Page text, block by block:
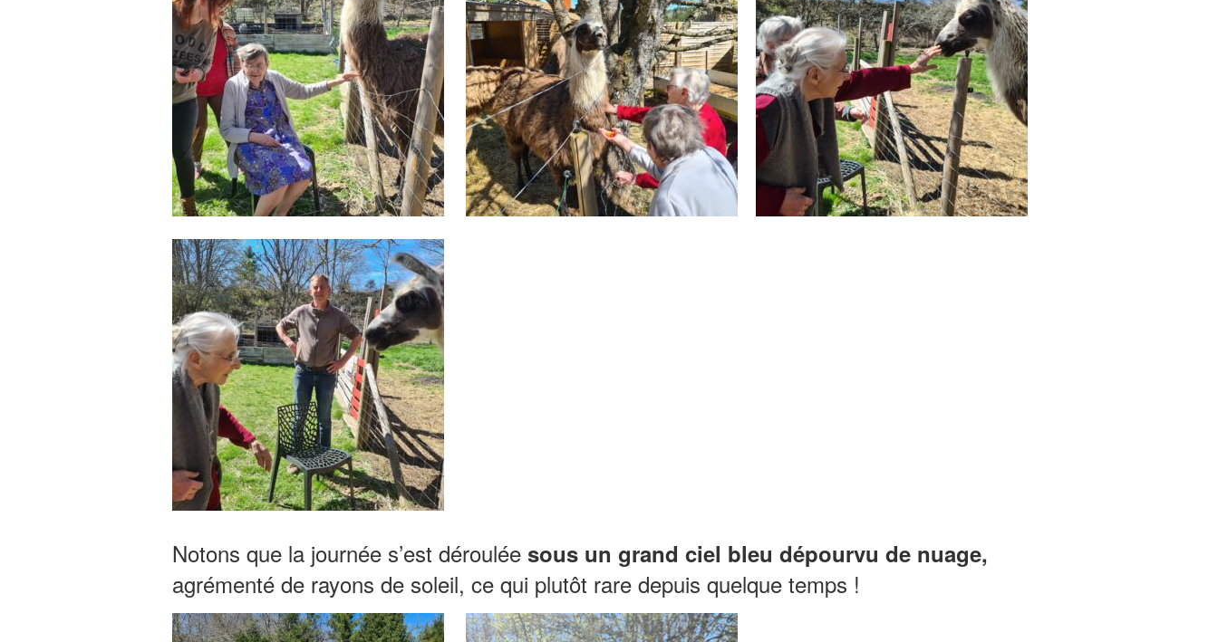
Notons que la journée s’est déroulée sous un grand ciel bleu dépourvu de nuage,
agrémenté de rayons de soleil, ce qui plutôt rare depuis quelque temps !